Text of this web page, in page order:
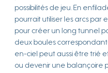
possibilités de jeu. En
pourrait utiliser les arcs par
pour créer un long tunnel
deux boules
en-ciel peut aussi être trié
ou devenir une balançoire